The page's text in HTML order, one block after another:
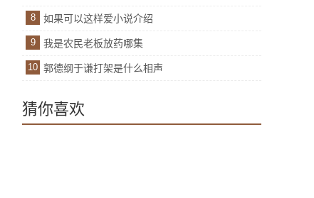
8 如果可以这样爱小说介绍
9 我是农民老板放药哪集
10 郭德纲于谦打架是什么相声
猜你喜欢